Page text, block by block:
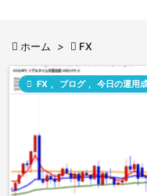
 ホーム >  FX
 FX , ブログ , 今日の運用